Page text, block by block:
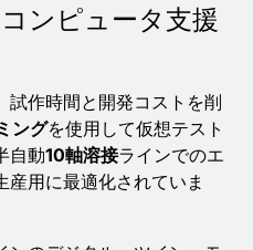
ンピュータ支援
試作時間と開発コストを削
ングを使用して仮想テスト
自動10軸溶接ラインでのエ
用に最適化されていま